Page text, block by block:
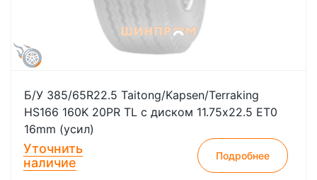
Б/У 385/65R22.5 Taitong/Kapsen/Terraking
HS166 160K 20PR TL с диском 11.75x22.5 ET0
16mm (усил)
Уточнить
наличие
Подробнее